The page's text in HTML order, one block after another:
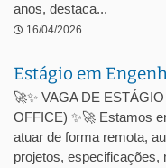
anos, destaca...
16/04/2026
Estágio em
🚀✨ VAGA DE
OFFICE) ✨🚀 Estamos
atuar de forma remota,
projetos,